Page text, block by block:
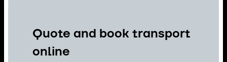
Quote and booktransport
online